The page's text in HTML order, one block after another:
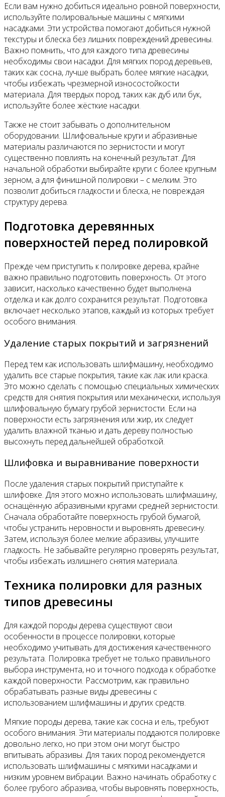
Если вам нужно добиться идеально ровной поверхности,
используйте полировальные машины с мягкими
насадками. Эти устройства помогают добиться нужной
текстуры и блеска без лишних повреждений древесины.
Важно помнить, что для каждого типа древесины
необходимы свои насадки. Для мягких пород деревьев,
таких как сосна, лучше выбрать более мягкие насадки,
чтобы избежать чрезмерной износостойкости
материала. Для твердых пород, таких как дуб или бук,
используйте более жёсткие насадки.
Также не стоит забывать о дополнительном
оборудовании. Шлифовальные круги и абразивные
материалы различаются по зернистости и могут
существенно повлиять на конечный результат. Для
начальной обработки выбирайте круги с более крупным
зерном, а для финишной полировки – с мелким. Это
позволит добиться гладкости и блеска, не повреждая
структуру дерева.
Подготовка деревянных
поверхностей перед полировкой
Прежде чем приступить к полировке дерева, крайне
важно правильно подготовить поверхность. От этого
зависит, насколько качественно будет выполнена
отделка и как долго сохранится результат. Подготовка
включает несколько этапов, каждый из которых требует
особого внимания.
Удаление старых покрытий и загрязнений
Перед тем как использовать шлифмашину, необходимо
удалить все старые покрытия, такие как лак или краска.
Это можно сделать с помощью специальных химических
средств для снятия покрытия или механически, используя
шлифовальную бумагу грубой зернистости. Если на
поверхности есть загрязнения или жир, их следует
удалить влажной тканью и дать дереву полностью
высохнуть перед дальнейшей обработкой.
Шлифовка и выравнивание поверхности
После удаления старых покрытий приступайте к
шлифовке. Для этого можно использовать шлифмашину,
оснащённую абразивными кругами средней зернистости.
Сначала обработайте поверхность грубой бумагой,
чтобы устранить неровности и выровнять древесину.
Затем, используя более мелкие абразивы, улучшите
гладкость. Не забывайте регулярно проверять результат,
чтобы избежать излишнего снятия материала.
Техника полировки для разных
типов древесины
Для каждой породы дерева существуют свои
особенности в процессе полировки, которые
необходимо учитывать для достижения качественного
результата. Полировка требует не только правильного
выбора инструмента, но и точного подхода к обработке
каждой поверхности. Рассмотрим, как правильно
обрабатывать разные виды древесины с
использованием шлифмашины и других средств.
Мягкие породы дерева, такие как сосна и ель, требуют
особого внимания. Эти материалы поддаются полировке
довольно легко, но при этом они могут быстро
впитывать абразивы. Для таких пород рекомендуется
использовать шлифмашины с мягкими насадками и
низким уровнем вибрации. Важно начинать обработку с
более грубого абразива, чтобы выровнять поверхность,